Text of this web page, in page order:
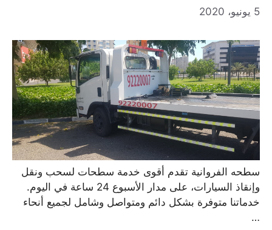
سطحه الفروانية تقدم أقوى خدمة سطحات لسحب ونقل
وإنقاذ السيارات، على مدار الأسبوع 24 ساعة في اليوم.
خدماتنا متوفرة بشكل دائم ومتواصل وشامل لجميع أنحاء